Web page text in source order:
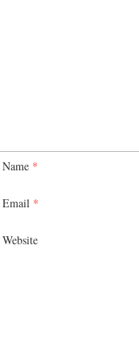
Name *
Email *
Website